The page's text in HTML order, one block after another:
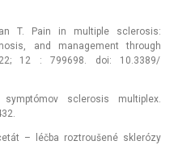
T. Pain in multiple sclerosis:
and management through
12 : 799698. doi: 10.3389/
sclerosis multiplex.
–⁠ léčba roz­trou­šené sklerózy